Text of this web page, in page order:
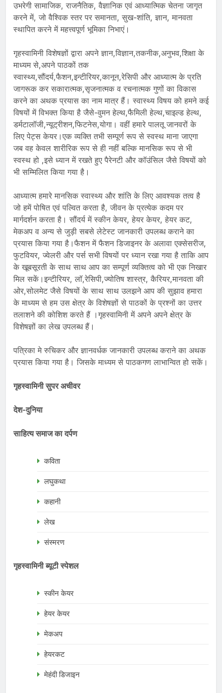
उभरेगी सामाजिक, राजनैतिक, वैज्ञानिक एवं आध्यात्मिक चेतना जागृत
करने में, जो वैश्विक स्तर पर समानता, सुख-शांति, ज्ञान, मानवता
स्थापित करने में महत्त्वपूर्ण भूमिका निभाएं।
गृहस्वामिनी विशेषज्ञों द्वारा अपने ज्ञान,विज्ञान,तकनीक,अनुभव,शिक्षा के
माध्यम से,अपने पाठकों तक
स्वास्थ्य,सौंदर्य,फैशन,इन्टीरियर,कानून,रेसिपी और आध्यात्म के प्रति
जागरूक कर सकारात्मक,सृजनात्मक व रचनात्मक गुणों का विकास
करने का अथक प्रयास का नाम मात्र हैं। स्वास्थ्य विषय को हमने कई
विषयों में विभक्त किया है जैसे-वुमन हेल्थ,फैमिली हेल्थ,चाइल्ड हेल्थ,
डर्मटालॉजी,न्यूट्रीशन,फिटनेस,योगा। वहीं हमारे पालतू जानवरों के
लिए पेट्स केयर।एक व्यक्ति तभी सम्पूर्ण रूप से स्वस्थ माना जाएगा
जब वह केवल शारीरिक रूप से ही नहीं बल्कि मानसिक रूप से भी
स्वस्थ हो ,इसे ध्यान में रखते हुए पैरेनटी और कॉउंसिल जैसे विषयों को
भी सम्मिलित किया गया है।
आध्यात्म हमारे मानसिक स्वास्थ्य और शांति के लिए आवश्यक तत्व है
जो हमें पोषित एवं पल्वित करता है, जीवन के प्रत्येक कदम पर
मार्गदर्शन करता है। सौंदर्य में स्कीन केयर, हेयर केयर, हेयर कट,
मेकअप व अन्य से जुड़ी सबसे लेटेस्ट जानकारी उपलब्ध कराने का
प्रयास किया गया है।फैशन में फैशन डिजाइनर के अलावा एक्सेसरीज,
फुटवियर, ज्वेलरी और पर्स सभी विषयों पर ध्यान रखा गया है ताकि आप
के खूबसूरती के साथ साथ आप का सम्पूर्ण व्यक्तित्व को भी एक निखार
मिल सकें।इन्टीरियर, लॉ,रेसिपी,ज्योतिष शास्त्र, कैरियर,मानवता की
ओर,सोलमेट जैसे विषयों के साथ साथ उलझने आप की सुझाव हमारा
के माध्यम से हम उस क्षेत्र के विशेषज्ञों से पाठकों के प्रश्नों का उत्तर
तलाशने की कोशिश करते हैं ।गृहस्वामिनी में अपने अपने क्षेत्र के
विशेषज्ञों का लेख उपलब्ध हैं।
पत्रिका मे रुचिकर और ज्ञानवर्धक जानकारी उपलब्ध कराने का अथक
प्रयास किया गया है। जिसके माध्यम से पाठकगण लाभान्वित हो सकें।
गृहस्वामिनी सुपर अचीवर
देश-दुनिया
साहित्य समाज का दर्पण
कविता
लघुकथा
कहानी
लेख
संस्मरण
गृहस्वामिनी ब्यूटी स्पेशल
स्कीन केयर
हेयर केयर
मेकअप
हेयरकट
मेहंदी डिजाइन